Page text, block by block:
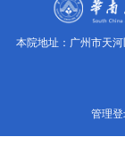
本院地址：广州市天
管理